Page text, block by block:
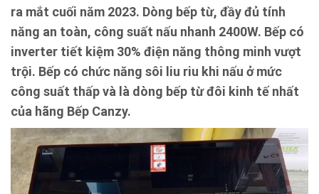
ra mắt cuối năm 2023. Dòng bếp từ, đầy đủ tính
năng an toàn, công suất nấu nhanh 2400W. Bếp có
inverter tiết kiệm 30% điện năng thông minh vượt
trội. Bếp có chức năng sôi liu riu khi nấu ở mức
công suất thấp và là dòng bếp từ đôi kinh tế nhất
của hãng Bếp Canzy.